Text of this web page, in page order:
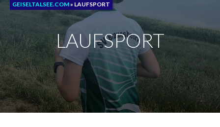
GEISELTALSEE.COM» LAUFSPORT
LAUFSPORT